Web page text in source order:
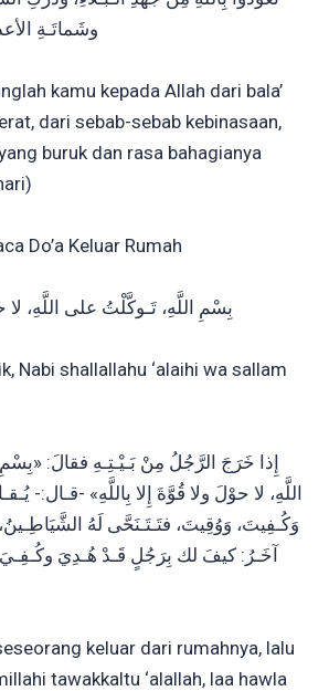
وشَماتَـةِ
kamu kepada Allah dari bala’
dari sebab-sebab kebinasaan,
buruk dan rasa bahagianya
Do’a Keluar Rumah
بِسْمِ اللَّهِ، تَـوكَّلْتُ على اللَّهِ، لا
Nabi shallallahu ‘alaihi wa sallam
اللَّهِ، لا حوْلَ ولا قُوَّةَ إِلا بِاللَّهِ» -قـال:-
وَكُـفِيتَ، وَوُقِيتَ، فتَـتَـنَحَّى لَهُ
آخَـرُ: كيفَ لك بِرَجُلٍ قَـدْ هُـدِيَ
keluar dari rumahnya, lalu
tawakkaltu ‘alallah, laa hawla